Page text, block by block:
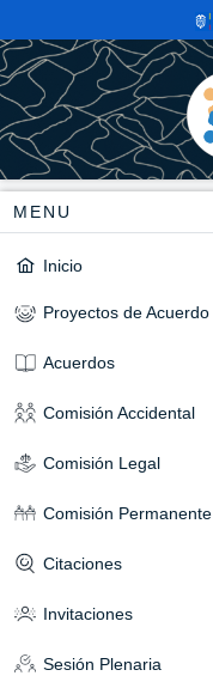
MENU
Inicio
Proyectos de Acuerdo
Acuerdos
Comisión Accidental
Comisión Legal
Comisión Permanente
Citaciones
Invitaciones
Sesión Plenaria